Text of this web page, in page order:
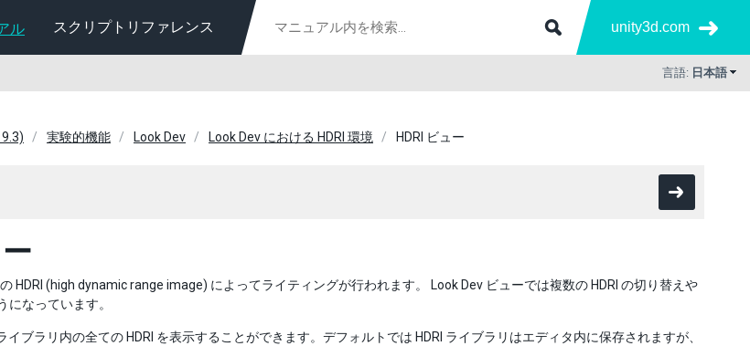
ル スクリプトリファレンス unity3d.com
言語: 日本語
実験的機能 Look Dev Look Dev における HDRI 環境 HDRI ビュー
HDRI (high dynamic range image) によってライティングが行われます。 Look Dev ビューでは複数の HDRI の切り替えや
になっています。
イブラリ内の全ての HDRI を表示することができます。デフォルトでは HDRI ライブラリはエディタ内に保存されますが、